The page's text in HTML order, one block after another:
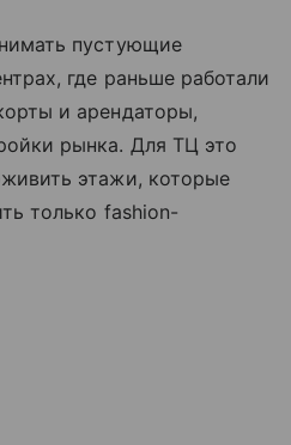
пустующие
где раньше работали
и арендаторы,
рынка. Для ТЦ это
этажи, которые
только fashion-